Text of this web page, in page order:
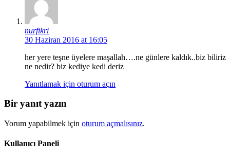
nurfikri
30 Haziran 2016 at 16:05
her yere teşne üyelere maşallah….ne günlere kaldık..biz biliriz
ne nedir? biz kediye kedi deriz
Yanıtlamak için oturum açın
Bir yanıt yazın
Yorum yapabilmek için oturum açmalısınız.
Kullanıcı Paneli